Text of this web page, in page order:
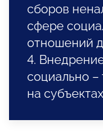
сборов
сфере
отношений
4.
социально
на